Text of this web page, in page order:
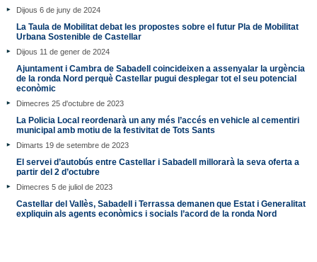
Dijous 6 de juny de 2024
La Taula de Mobilitat debat les propostes sobre el futur Pla de Mobilitat
Urbana Sostenible de Castellar
Dijous 11 de gener de 2024
Ajuntament i Cambra de Sabadell coincideixen a assenyalar la urgència
de la ronda Nord perquè Castellar pugui desplegar tot el seu potencial
econòmic
Dimecres 25 d'octubre de 2023
La Policia Local reordenarà un any més l’accés en vehicle al cementiri
municipal amb motiu de la festivitat de Tots Sants
Dimarts 19 de setembre de 2023
El servei d’autobús entre Castellar i Sabadell millorarà la seva oferta a
partir del 2 d’octubre
Dimecres 5 de juliol de 2023
Castellar del Vallès, Sabadell i Terrassa demanen que Estat i Generalitat
expliquin als agents econòmics i socials l’acord de la ronda Nord